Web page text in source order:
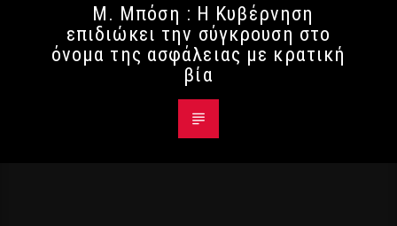
Μ. Μπόση : Η Κυβέρνηση
επιδιώκει την σύγκρουση στο
όνομα της ασφάλειας με κρατική
βία